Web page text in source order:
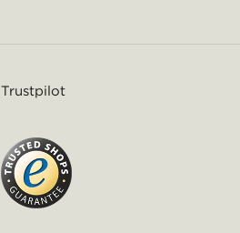
Trustpilot